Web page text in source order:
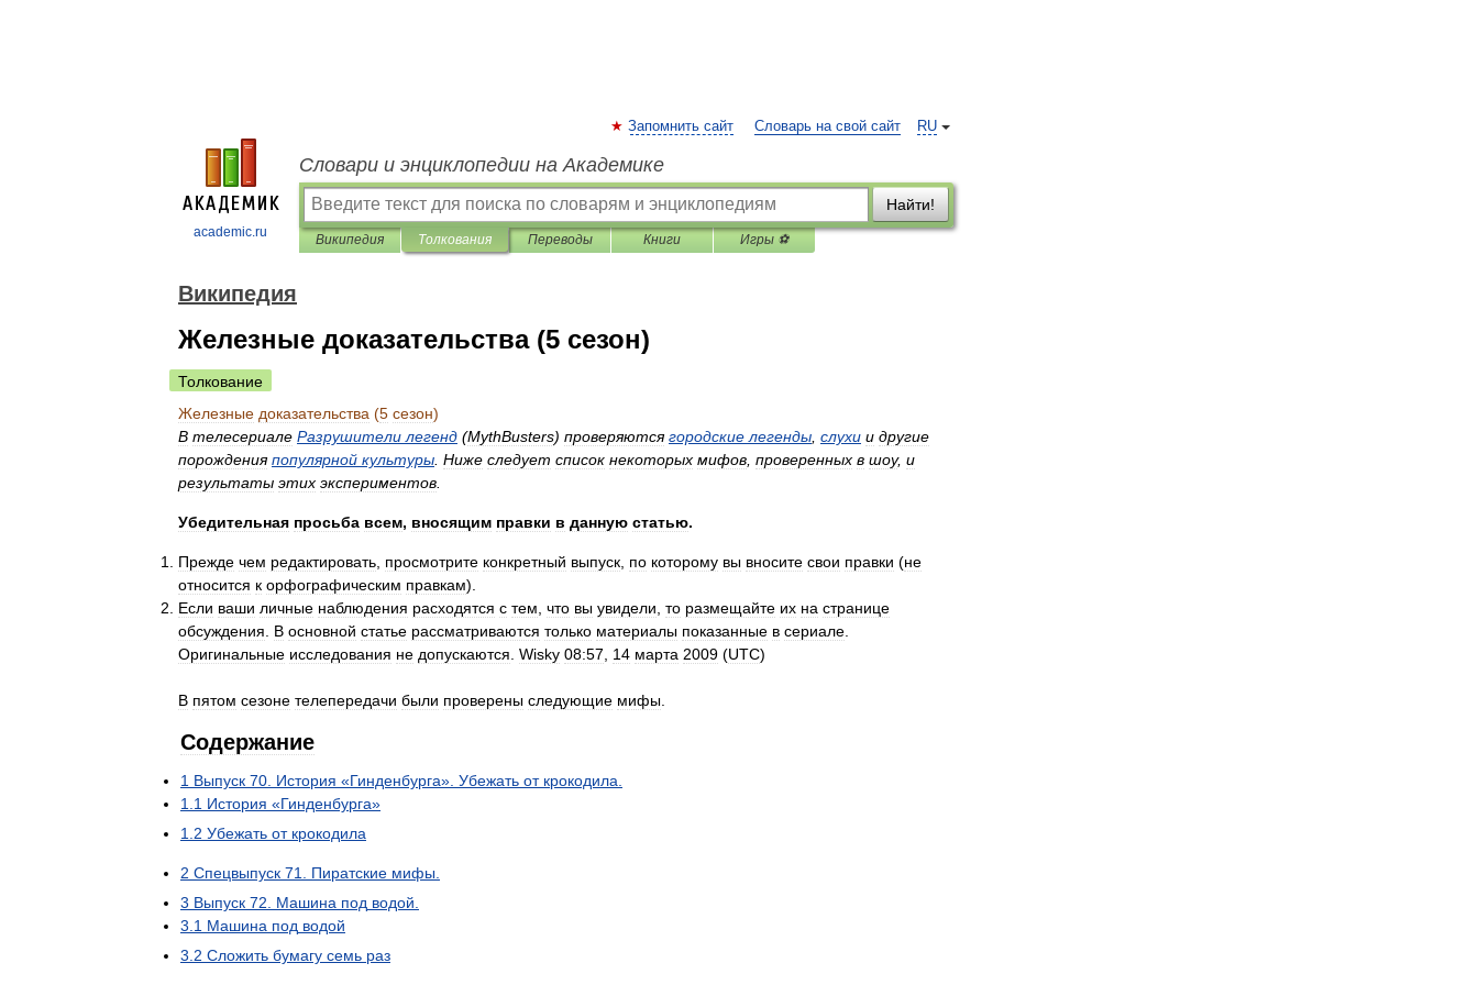
academic.ru
RU
Запомнить сайт Словарь на свой сайт
Словари и энциклопедии на Академике
Найти!
Википедия Толкования Переводы Книги Игры ⚽
Википедия
Железные доказательства (5 сезон)
Толкование
Железные доказательства (5 сезон)
В телесериале Разрушители легенд (MythBusters) проверяются городские легенды слухи и другие
порождения популярной культуры Ниже следует список некоторых мифов проверенных в шоу, и
результаты этих экспериментов
Убедительная просьба всем, вносящим правки в данную статью.
Прежде чем редактировать просмотрите конкретный выпуск по которому вы вносите свои правки (не
относится к орфографическим правкам).
Если ваши личные наблюдения расходятся с тем что вы увидели то размещайте их на странице
обсуждения
В основной статье рассматриваются только материалы показанные в сериале
Оригинальные исследования не допускаются Wisky 08:57 14 марта 2009 (UTC)
В пятом сезоне телепередачи были проверены следующие мифы
Содержание
1 Выпуск 70 История «Гинденбурга». Убежать от крокодила
1 1 История «Гинденбурга»
1 2 Убежать от крокодила
2 Спецвыпуск 71 Пиратские мифы
3 Выпуск 72 Машина под водой
3 1 Машина под водой
3 2 Сложить бумагу семь раз